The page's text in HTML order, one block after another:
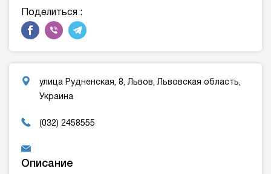
Поделиться :
улица Рудненская, 8, Львов, Львовская область,
Украина
(032) 2458555
Описание